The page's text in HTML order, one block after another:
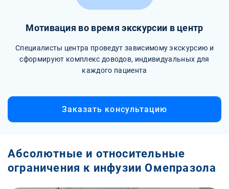
Мотивация во время экскурсии в центр
Специалисты центра проведут зависимому экскурсию и
сформируют комплекс доводов, индивидуальных для
каждого пациента
Заказать консультацию
Абсолютные и относительные
ограничения к инфузии Омепразола